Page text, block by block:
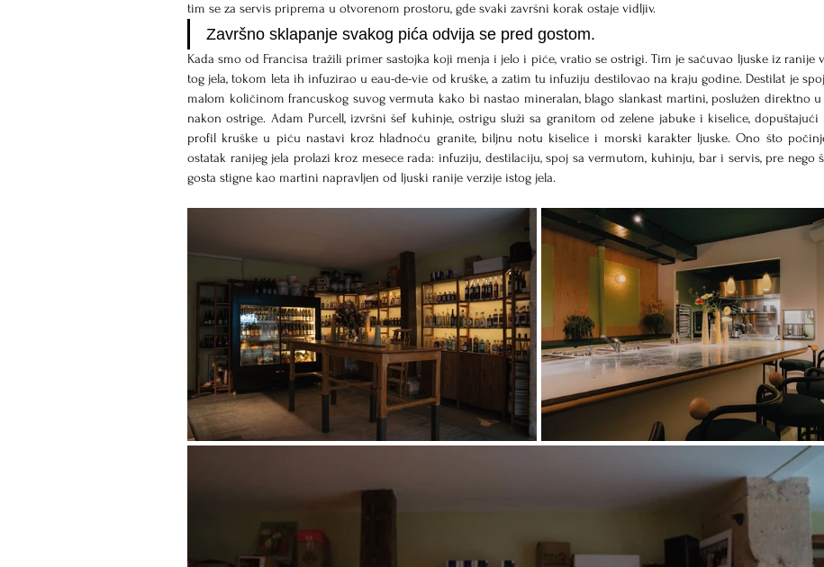
tim se za servis priprema u otvorenom prostoru, gde svaki završni korak ostaje vidljiv.
Završno sklapanje svakog pića odvija se pred gostom.
Kada smo od Francisa tražili primer sastojka koji menja i jelo i piće, vratio se ostrigi. Tim je sačuvao ljuske iz ranije
tog jela, tokom leta ih infuzirao u eau-de-vie od kruške, a zatim tu infuziju destilovao na kraju godine. Destilat je
malom količinom francuskog suvog vermuta kako bi nastao mineralan, blago slankast martini, poslužen direktno
nakon ostrige. Adam Purcell, izvršni šef kuhinje, ostrigu služi sa granitom od zelene jabuke i kiselice, dopuštajući
profil kruške u piću nastavi kroz hladnoću granite, biljnu notu kiselice i morski karakter ljuske. Ono što
ostatak ranijeg jela prolazi kroz mesece rada: infuziju, destilaciju, spoj sa vermutom, kuhinju, bar i servis, pre nego
gosta stigne kao martini napravljen od ljuski ranije verzije istog jela.